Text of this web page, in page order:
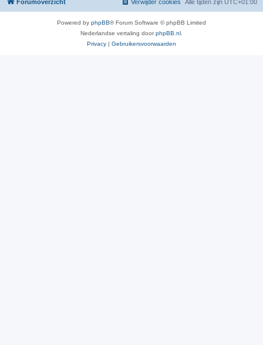
Forumoverzicht Alle tijden zijn UTC+01:00
Verwijder cookies
Powered by phpBB® Forum Software © phpBB Limited
Nederlandse vertaling doorphpBB.nl
Privacy | Gebruikersvoorwaarden